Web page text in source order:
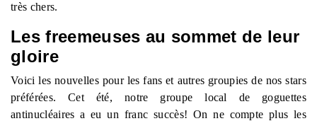
très chers.
Les freemeuses au sommet de leur
gloire
Voici les nouvelles pour les fans et autres groupies de nos stars
préférées. Cet été, notre groupe local de goguettes
antinucléaires a eu un franc succès! On ne compte plus les